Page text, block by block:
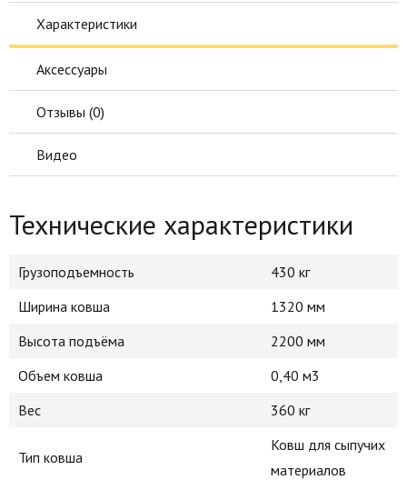
Характеристики
Аксессуары
Отзывы (0)
Видео
Технические характеристики
Грузоподъемность
430 кг
Ширина ковша
1320 мм
Высота подъёма
2200 мм
Объем ковша
0,40 м3
Вес
360 кг
Тип ковша
Ковш для сыпучих
материалов